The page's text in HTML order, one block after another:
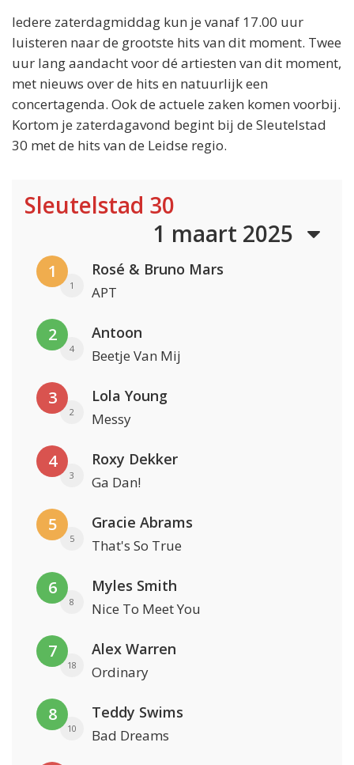
Iedere zaterdagmiddag kun je vanaf 17.00 uur
luisteren naar de grootste hits van dit moment. Twee
uur lang aandacht voor dé artiesten van dit moment,
met nieuws over de hits en natuurlijk een
concertagenda. Ook de actuele zaken komen voorbij.
Kortom je zaterdagavond begint bij de Sleutelstad
30 met de hits van de Leidse regio.
Sleutelstad 30
1 maart 2025
1
1
Rosé & Bruno Mars
APT
2
4
Antoon
Beetje Van Mij
3
2
Lola Young
Messy
4
3
Roxy Dekker
Ga Dan!
5
5
Gracie Abrams
That's So True
6
8
Myles Smith
Nice To Meet You
7
18
Alex Warren
Ordinary
8
10
Teddy Swims
Bad Dreams